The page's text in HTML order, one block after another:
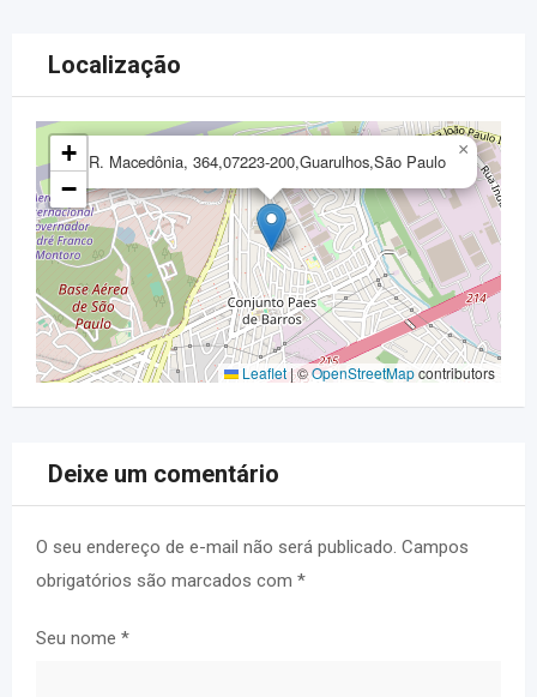
Localização
R. Macedônia, 364,07223-200,Guarulhos,São Paulo
×
+
−
Leaflet |©OpenStreetMapcontributors
Deixe um comentário
O seu endereço de e-mail não será publicado. Campos
obrigatórios são marcados com *
Seu nome *